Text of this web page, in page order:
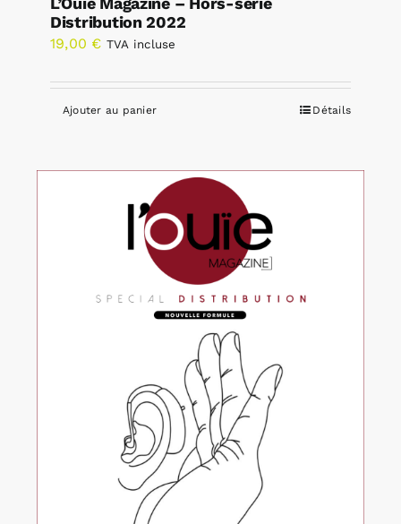
Distribution 2022
19,00 € TVA incluse
Ajouter au panier Détails